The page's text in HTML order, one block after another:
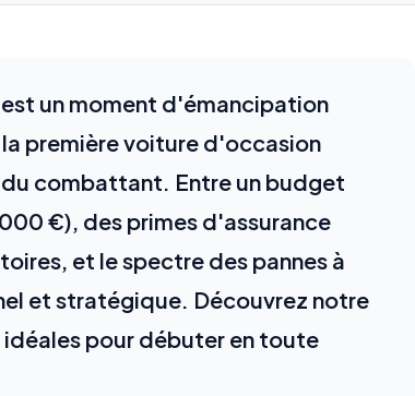
un moment d'émancipation
première voiture d'occasion
combattant. Entre un budget
€), des primes d'assurance
et le spectre des pannes à
et stratégique. Découvrez notre
pour débuter en toute